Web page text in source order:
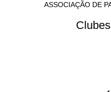
ASSOCIAÇÃO DE